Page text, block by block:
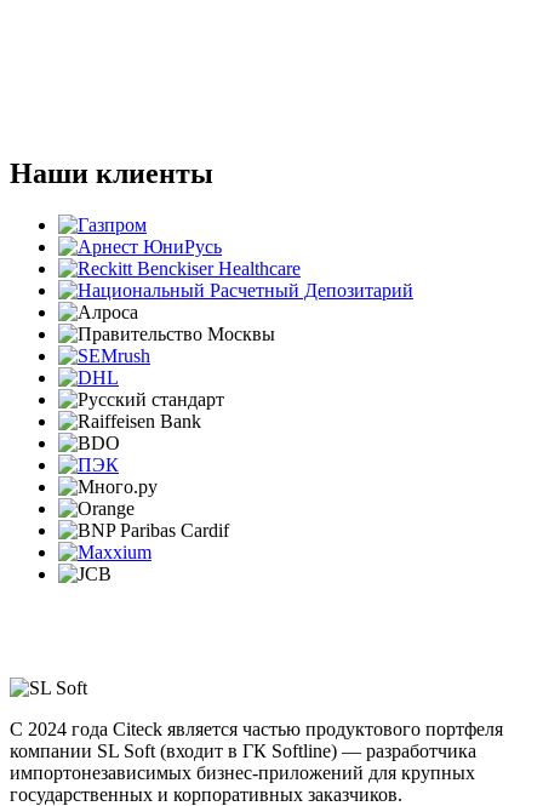
Наши клиенты
С 2024 года Citeck является частью продуктового портфеля
компании SL Soft (входит в ГК Softline) — разработчика
импортонезависимых бизнес-приложений для крупных
государственных и корпоративных заказчиков.